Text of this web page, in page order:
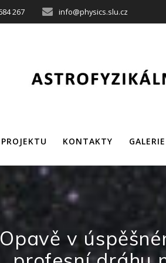
267 info@physics.slu.cz
KONTAKTY GALERIE
v